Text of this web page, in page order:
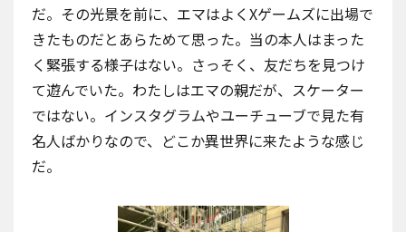
だ。その光景を前に、エマはよくXゲームズに出場で
きたものだとあらためて思った。当の本人はまった
く緊張する様子はない。さっそく、友だちを見つけ
て遊んでいた。わたしはエマの親だが、スケーター
ではない。インスタグラムやユーチューブで見た有
名人ばかりなので、どこか異世界に来たような感じ
だ。